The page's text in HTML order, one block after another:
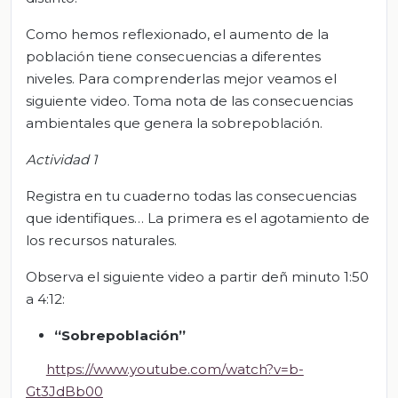
Como hemos reflexionado, el aumento de la
población tiene consecuencias a diferentes
niveles. Para comprenderlas mejor veamos el
siguiente video. Toma nota de las consecuencias
ambientales que genera la sobrepoblación.
Actividad 1
Registra en tu cuaderno todas las consecuencias
que identifiques… La primera es el agotamiento de
los recursos naturales.
Observa el siguiente video a partir deñ minuto 1:50
a 4:12:
“Sobrepoblación”
https://www.youtube.com/watch?v=b-
Gt3JdBb00